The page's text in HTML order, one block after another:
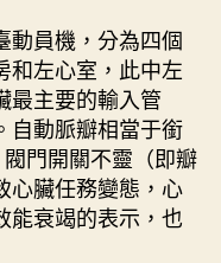
動員機，分為四個
和左心室，此中左
最主要的輸入管
自動脈瓣相當于銜
門開關不靈（即瓣
心臟任務變態，心
能衰竭的表示，也